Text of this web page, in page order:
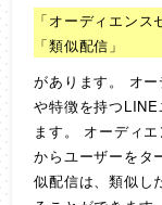
「オーディエン
「類似配信」
があります。 オ
や特徴を持つ
ます。 オーディ
からユーザーをタ
似配信は、類似し